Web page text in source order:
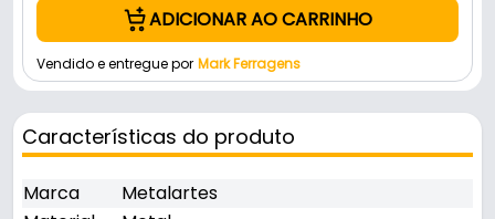
ADICIONAR AO CARRINHO
Vendido e entregue por Mark Ferragens
Características do produto
Marca
Metalartes